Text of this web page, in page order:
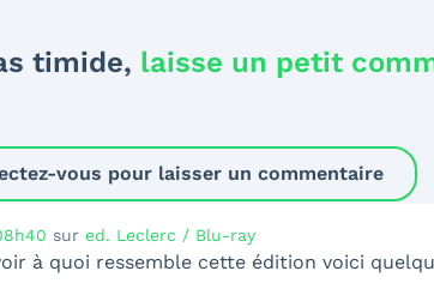
timide, laisse un petit
vous pour laisser un commentaire
sur ed. Leclerc / Blu-ray
à quoi ressemble cette édition voici